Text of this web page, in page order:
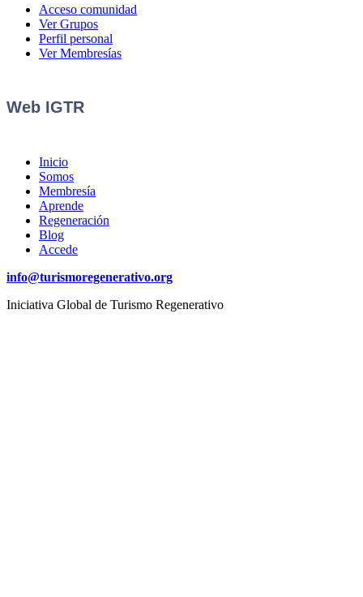
Acceso comunidad
Ver Grupos
Perfil personal
Ver Membresías
Web IGTR
Inicio
Somos
Membresía
Aprende
Regeneración
Blog
Accede
info@turismoregenerativo.org
Iniciativa Global de Turismo Regenerativo